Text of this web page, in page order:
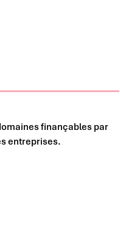
finançables par
entreprises.